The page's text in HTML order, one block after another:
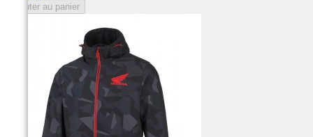
Ajouter au panier